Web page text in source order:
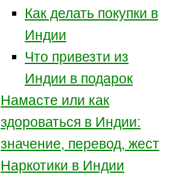
Как делать покупки в
Индии
Что привезти из
Индии в подарок
Намасте или как
здороваться в Индии:
значение, перевод, жест
Наркотики в Индии